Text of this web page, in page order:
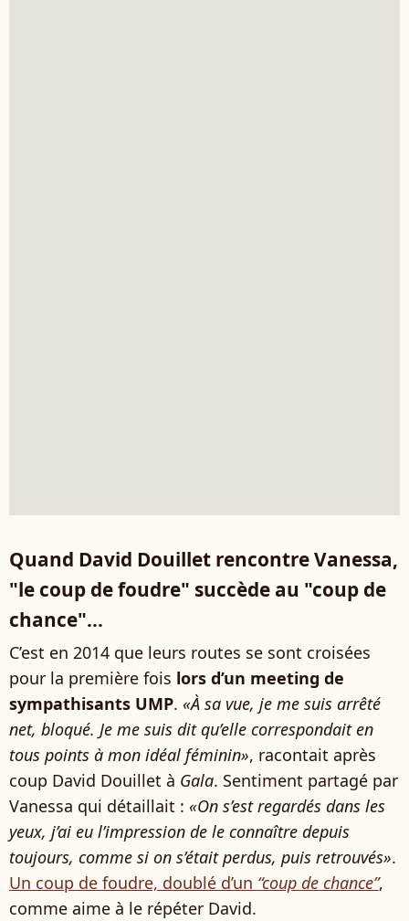
Quand David Douillet rencontre Vanessa,
"le coup de foudre" succède au "coup de
chance"...
C’est en 2014 que leurs routes se sont croisées
pour la première fois lors d’un meeting de
sympathisants UMP. «À sa vue, je me suis arrêté
net, bloqué. Je me suis dit qu’elle correspondait en
tous points à mon idéal féminin», racontait après
coup David Douillet à Gala. Sentiment partagé par
Vanessa qui détaillait : «On s’est regardés dans les
yeux, j’ai eu l’impression de le connaître depuis
toujours, comme si on s’était perdus, puis retrouvés».
Un coup de foudre, doublé d’un “coup de chance”,
comme aime à le répéter David.